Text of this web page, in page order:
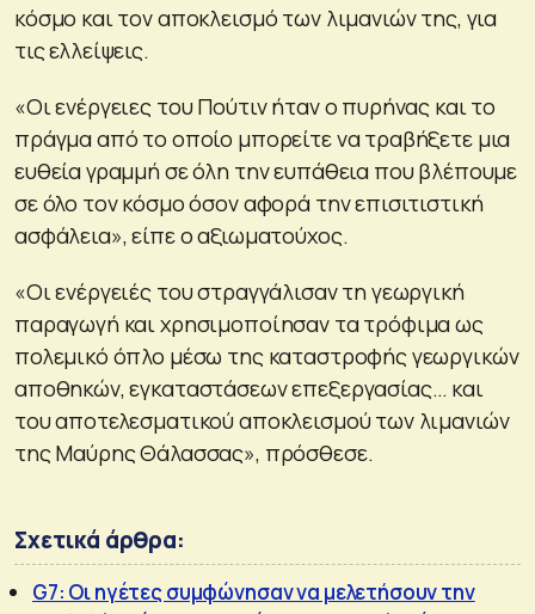
κόσμο και τον αποκλεισμό των λιμανιών της, για
τις ελλείψεις.
«Οι ενέργειες του Πούτιν ήταν ο πυρήνας και το
πράγμα από το οποίο μπορείτε να τραβήξετε μια
ευθεία γραμμή σε όλη την ευπάθεια που βλέπουμε
σε όλο τον κόσμο όσον αφορά την επισιτιστική
ασφάλεια», είπε ο αξιωματούχος.
«Οι ενέργειές του στραγγάλισαν τη γεωργική
παραγωγή και χρησιμοποίησαν τα τρόφιμα ως
πολεμικό όπλο μέσω της καταστροφής γεωργικών
αποθηκών, εγκαταστάσεων επεξεργασίας… και
του αποτελεσματικού αποκλεισμού των λιμανιών
της Μαύρης Θάλασσας», πρόσθεσε.
Σχετικά άρθρα:
G7: Οι ηγέτες συμφώνησαν να μελετήσουν την